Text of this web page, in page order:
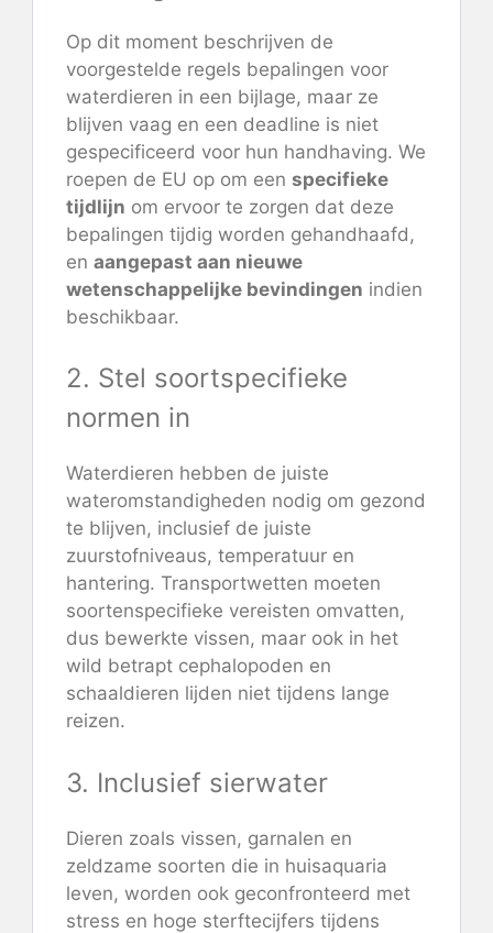
Op dit moment beschrijven de
voorgestelde regels bepalingen voor
waterdieren in een bijlage, maar ze
blijven vaag en een deadline is niet
gespecificeerd voor hun handhaving. We
roepen de EU op om een specifieke
tijdlijn om ervoor te zorgen dat deze
bepalingen tijdig worden gehandhaafd,
en aangepast aan nieuwe
wetenschappelijke bevindingen indien
beschikbaar.
2. Stel soortspecifieke
normen in
Waterdieren hebben de juiste
wateromstandigheden nodig om gezond
te blijven, inclusief de juiste
zuurstofniveaus, temperatuur en
hantering. Transportwetten moeten
soortenspecifieke vereisten omvatten,
dus bewerkte vissen, maar ook in het
wild betrapt cephalopoden en
schaaldieren lijden niet tijdens lange
reizen.
3. Inclusief sierwater
Dieren zoals vissen, garnalen en
zeldzame soorten die in huisaquaria
leven, worden ook geconfronteerd met
stress en hoge sterftecijfers tijdens